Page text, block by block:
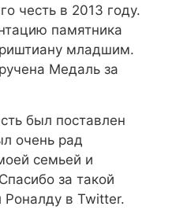
честь в 2013 году.
памятника
младшим.
Медаль за
был поставлен
очень рад
семьей и
за такой
Роналду в Twitter.